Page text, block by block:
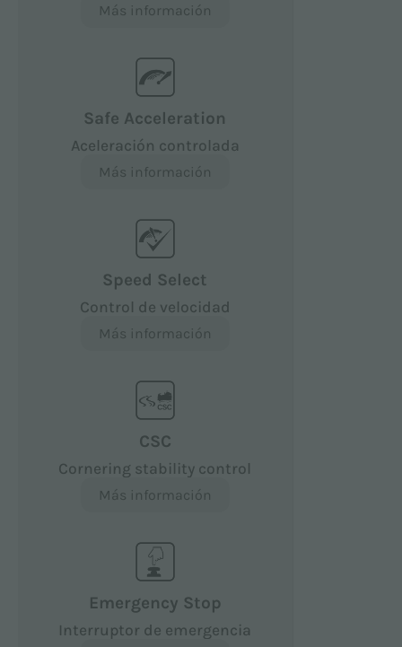
Más información
Safe Acceleration
Aceleración controlada
Más información
Speed Select
Control de velocidad
Más información
CSC
Cornering stability control
Más información
Emergency Stop
Interruptor de emergencia